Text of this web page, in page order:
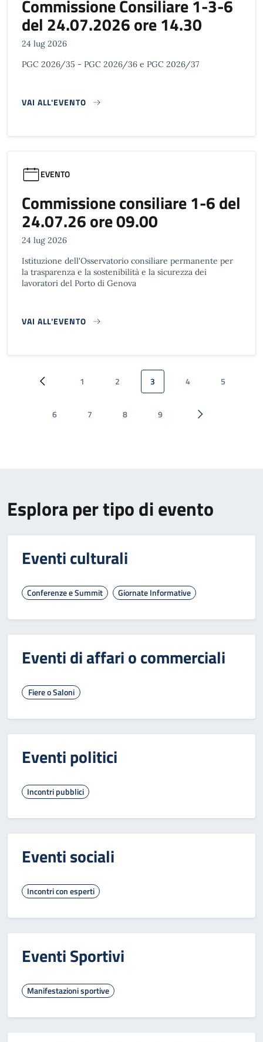
Commissione Consiliare 1-3-6
del 24.07.2026 ore 14.30
24 lug 2026
PGC 2026/35 - PGC 2026/36 e PGC 2026/37
VAI ALL'EVENTO
EVENTO
Commissione consiliare 1-6 del
24.07.26 ore 09.00
24 lug 2026
Istituzione dell'Osservatorio consiliare permanente per
la trasparenza e la sostenibilità e la sicurezza dei
lavoratori del Porto di Genova
VAI ALL'EVENTO
Paginazione
Pagina precedente
Pagina
1 Pagina
2 Pagina attuale
3 Pagina
4 Pagina
5
Pagina
6 Pagina
7 Pagina
8 Pagina
9 Pagina successiva
Esplora per tipo di evento
Eventi culturali
Conferenze e Summit Giornate Informative
Eventi di affari o commerciali
Fiere o Saloni
Eventi politici
Incontri pubblici
Eventi sociali
Incontri con esperti
Eventi Sportivi
Manifestazioni sportive